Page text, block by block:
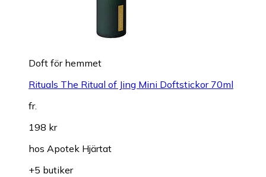
Doft för hemmet
Rituals The Ritual of Jing Mini Doftstickor 70ml
fr.
198 kr
hos Apotek Hjärtat
+5 butiker